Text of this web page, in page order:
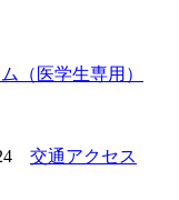
（医学生専用）
交通アクセス